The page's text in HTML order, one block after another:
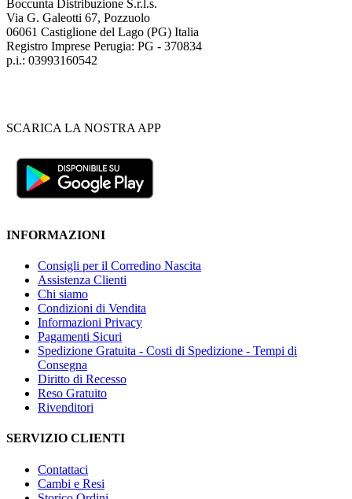
Boccunta Distribuzione S.r.l.s.
Via G. Galeotti 67, Pozzuolo
06061 Castiglione del Lago (PG) Italia
Registro Imprese Perugia: PG - 370834
p.i.: 03993160542
SCARICA LA NOSTRA APP
INFORMAZIONI
Consigli per il Corredino Nascita
Assistenza Clienti
Chi siamo
Condizioni di Vendita
Informazioni Privacy
Pagamenti Sicuri
Spedizione Gratuita - Costi di Spedizione - Tempi di
Consegna
Diritto di Recesso
Reso Gratuito
Rivenditori
SERVIZIO CLIENTI
Contattaci
Cambi e Resi